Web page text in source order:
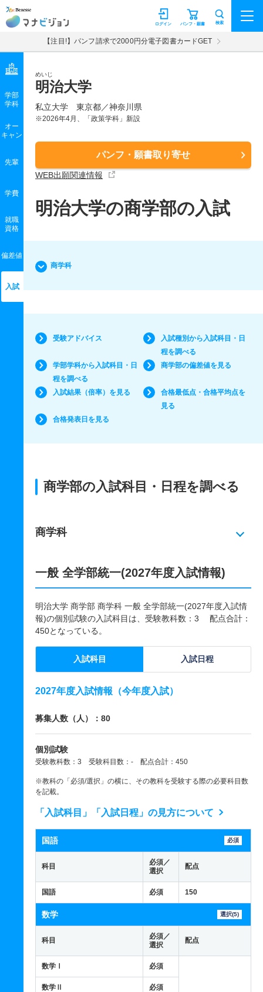
マナビジョン パンフ・願書
ログイン 検索
【注目!】パンフ請求で2000円分電子図書カードGET
めいじ
明治大学
私立大学 東京都／神奈川県
※2026年4月、「政策学科」新設
パンフ・願書取り寄せ
WEB出願関連情報
学部
学科
オー
キャン
先輩
学費
就職
資格
偏差値
入試
明治大学の商学部の入試
商学科
受験アドバイス
入試種別から入試科目・日
程を調べる
学部学科から入試科目・日
程を調べる
商学部の偏差値を見る
入試結果（倍率）を見る
合格最低点・合格平均点を
見る
合格発表日を見る
商学部の入試科目・日程を調べる
商学科
一般 全学部統一(2027年度入試情報)
明治大学 商学部 商学科 一般 全学部統一(2027年度入試情
報)の個別試験の入試科目は、受験教科数：3 配点合計：
450となっている。
入試科目 入試日程
2027年度入試情報（今年度入試）
募集人数（人）：80
個別試験
受験教科数：3 受験科目数：- 配点合計：450
※教科の「必須/選択」の横に、その教科を受験する際の必要科目数
を記載。
「入試科目」「入試日程」の見方について
国語 必須
科目
必須／
選択
配点
国語 必須 150
数学 選択(5)
科目
必須／
選択
配点
数学Ⅰ 必須
数学Ⅱ 必須